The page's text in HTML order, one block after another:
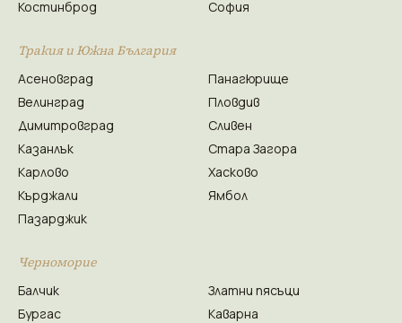
Костинброд София
Тракия и Южна България
Асеновград
Велинград
Димитровград
Казанлък
Карлово
Кърджали
Пазарджик
Панагюрище
Пловдив
Сливен
Стара Загора
Хасково
Ямбол
Черноморие
Балчик
Бургас
Златни пясъци
Каварна